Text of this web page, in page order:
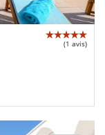
(1 avis)